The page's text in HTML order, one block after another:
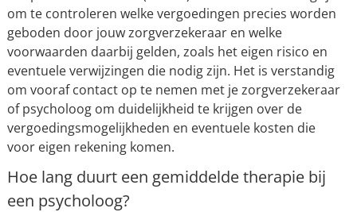
om te controleren welke vergoedingen precies worden
geboden door jouw zorgverzekeraar en welke
voorwaarden daarbij gelden, zoals het eigen risico en
eventuele verwijzingen die nodig zijn. Het is verstandig
om vooraf contact op te nemen met je zorgverzekeraar
of psycholoog om duidelijkheid te krijgen over de
vergoedingsmogelijkheden en eventuele kosten die
voor eigen rekening komen.
Hoe lang duurt een gemiddelde therapie bij
een psycholoog?